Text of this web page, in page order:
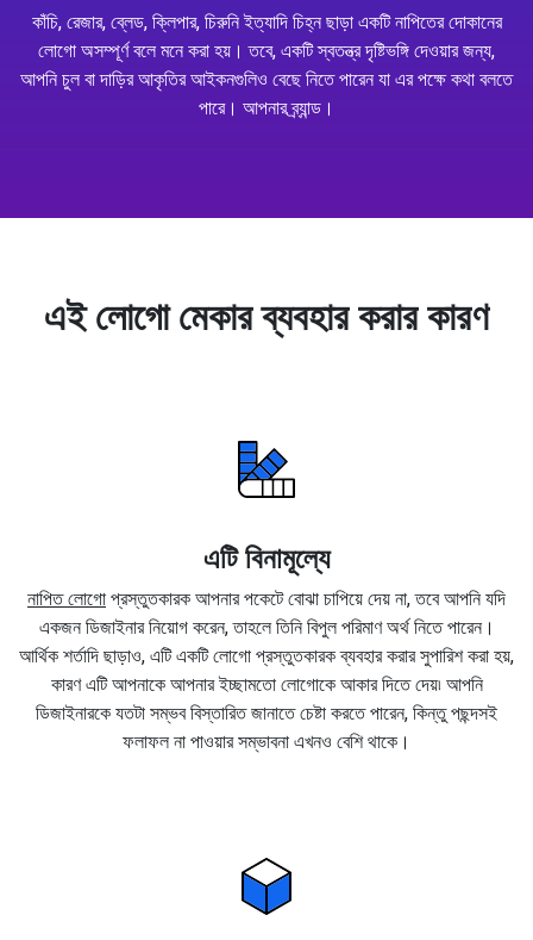
কাঁচি, রেজার, ব্লেড, ক্লিপার, চিরুনি ইত্যাদি চিহ্ন ছাড়া একটি নাপিতের দোকানের
লোগো অসম্পূর্ণ বলে মনে করা হয়। তবে, একটি স্বতন্ত্র দৃষ্টিভঙ্গি দেওয়ার জন্য,
আপনি চুল বা দাড়ির আকৃতির আইকনগুলিও বেছে নিতে পারেন যা এর পক্ষে কথা বলতে
পারে। আপনার ব্র্যান্ড।
এই লোগো মেকার ব্যবহার করার কারণ
এটি বিনামূল্যে
নাপিত লোগো প্রস্তুতকারক আপনার পকেটে বোঝা চাপিয়ে দেয় না, তবে আপনি যদি
একজন ডিজাইনার নিয়োগ করেন, তাহলে তিনি বিপুল পরিমাণ অর্থ নিতে পারেন।
আর্থিক শর্তাদি ছাড়াও, এটি একটি লোগো প্রস্তুতকারক ব্যবহার করার সুপারিশ করা হয়,
কারণ এটি আপনাকে আপনার ইচ্ছামতো লোগোকে আকার দিতে দেয়৷ আপনি
ডিজাইনারকে যতটা সম্ভব বিস্তারিত জানাতে চেষ্টা করতে পারেন, কিন্তু পছন্দসই
ফলাফল না পাওয়ার সম্ভাবনা এখনও বেশি থাকে।